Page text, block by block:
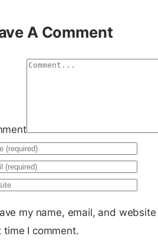
A Comment
my name, email, and
time I comment.